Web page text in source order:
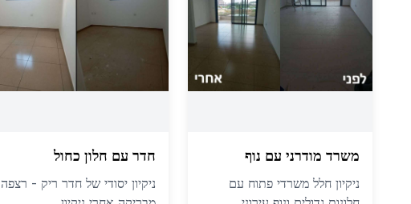
משרד מודרני עם נוף
ניקיון חלל משרדי פתוח עם
חדר עם חלון כחול
ניקיון יסודי של חדר ריק - רצפה